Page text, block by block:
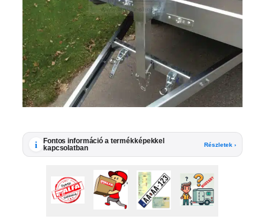
i
Fontos információ a termékképekkel
kapcsolatban
Részletek ›